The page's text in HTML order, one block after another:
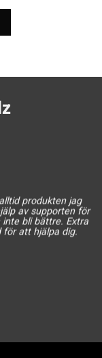
produkten jag
av supporten för
bli bättre. Extra
för att hjälpa dig.